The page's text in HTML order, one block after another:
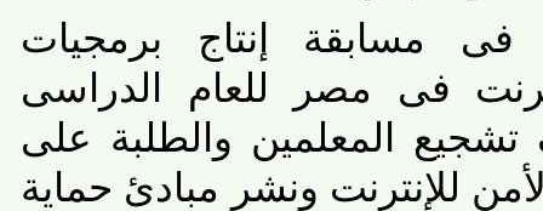
مسابقة إنتاج برمجيات
فى مصر للعام الدراسى
تشجيع المعلمين والطلبة على
للإنترنت ونشر مبادئ حماية